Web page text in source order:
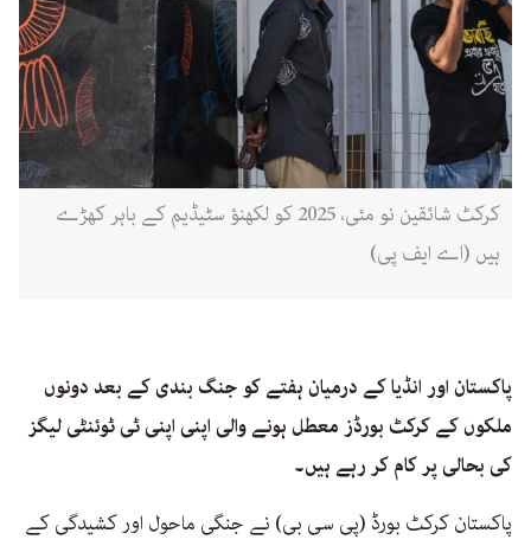
کرکٹ شائقین نو مئی، 2025 کو لکھنؤ سٹیڈیم کے باہر کھڑے
ہیں (اے ایف پی)
پاکستان اور انڈیا کے درمیان ہفتے کو جنگ بندی کے بعد دونوں
ملکوں کے کرکٹ بورڈز معطل ہونے والی اپنی اپنی ٹی ٹوئنٹی لیگز
کی بحالی پر کام کر رہے ہیں۔
پاکستان کرکٹ بورڈ (پی سی بی) نے جنگی ماحول اور کشیدگی کے